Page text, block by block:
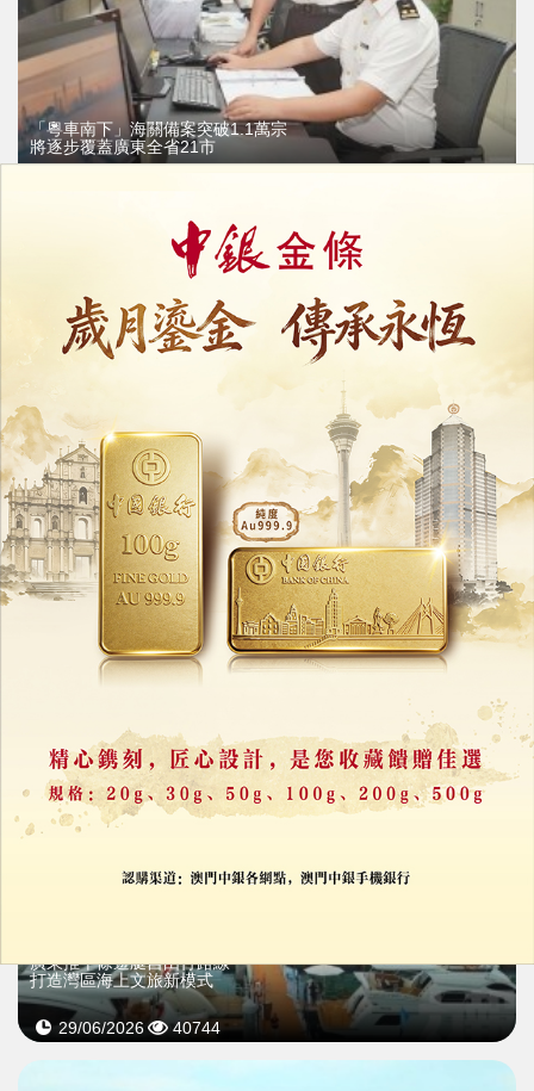
「粵車南下」海關備案突破1.1萬宗
將逐步覆蓋廣東全省21市
廣東野豬變網紅
短片加配種月入超2萬元
08/07/2026 23507
廣東推十條遊艇自由行路線
打造灣區海上文旅新模式
29/06/2026 40744